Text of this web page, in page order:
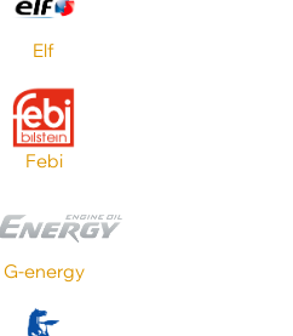
Elf
Febi
G-energy